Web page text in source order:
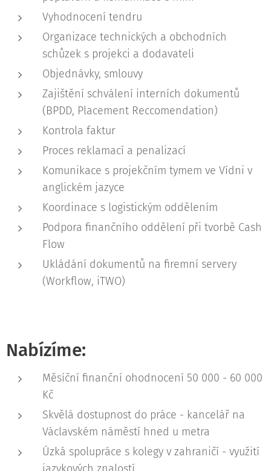
Vyhodnocení tendru
Organizace technických a obchodních
schůzek s projekci a dodavateli
Objednávky, smlouvy
Zajištění schválení interních dokumentů
(BPDD, Placement Reccomendation)
Kontrola faktur
Proces reklamací a penalizací
Komunikace s projekčním tymem ve Vídni v
anglickém jazyce
Koordinace s logistickým oddělením
Podpora finančního oddělení při tvorbě Cash
Flow
Ukládání dokumentů na firemní servery
(Workflow, iTWO)
Nabízíme:
Měsíční finanční ohodnocení 50 000 - 60 000
Kč
Skvělá dostupnost do práce - kancelář na
Václavském náměstí hned u metra
Úzká spolupráce s kolegy v zahraničí - využití